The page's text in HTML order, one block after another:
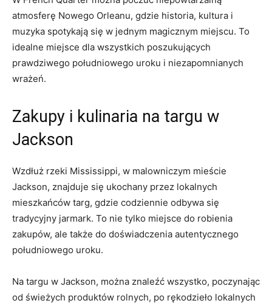
atmosferę Nowego Orleanu, gdzie historia, kultura i
muzyka spotykają się w jednym magicznym miejscu. To
idealne miejsce dla wszystkich poszukujących
prawdziwego południowego uroku i niezapomnianych
wrażeń.
Zakupy i kulinaria na targu w
Jackson
Wzdłuż rzeki Mississippi, w malowniczym mieście
Jackson, znajduje się ukochany przez lokalnych
mieszkańców targ, gdzie codziennie odbywa się
tradycyjny jarmark. To nie tylko miejsce do robienia
zakupów, ale także do doświadczenia autentycznego
południowego uroku.
Na targu w Jackson, można znaleźć wszystko, poczynając
od świeżych produktów rolnych, po rękodzieło lokalnych